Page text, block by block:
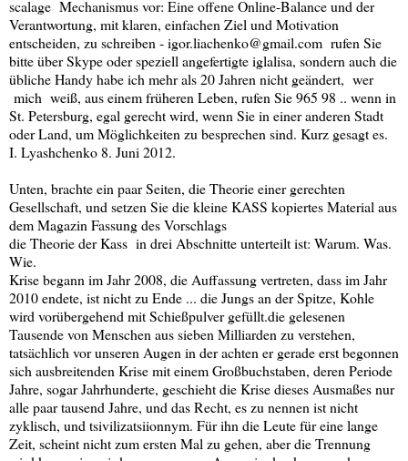
scalage Mechanismus vor: Eine offene Online-Balance und der
Verantwortung, mit klaren, einfachen Ziel und Motivation
entscheiden, zu schreiben - igor.liachenko@gmail.com rufen Sie
bitte über Skype oder speziell angefertigte iglalisa, sondern auch die
übliche Handy habe ich mehr als 20 Jahren nicht geändert, wer
mich weiß, aus einem früheren Leben, rufen Sie 965 98 .. wenn in
St. Petersburg, egal gerecht wird, wenn Sie in einer anderen Stadt
oder Land, um Möglichkeiten zu besprechen sind. Kurz gesagt es.
I. Lyashchenko 8. Juni 2012.
Unten, brachte ein paar Seiten, die Theorie einer gerechten
Gesellschaft, und setzen Sie die kleine KASS kopiertes Material aus
dem Magazin Fassung des Vorschlags
die Theorie der Kass in drei Abschnitte unterteilt ist: Warum. Was.
Wie.
Krise begann im Jahr 2008, die Auffassung vertreten, dass im Jahr
2010 endete, ist nicht zu Ende ... die Jungs an der Spitze, Kohle
wird vorübergehend mit Schießpulver gefüllt.die gelesenen
Tausende von Menschen aus sieben Milliarden zu verstehen,
tatsächlich vor unseren Augen in der achten er gerade erst begonnen
sich ausbreitenden Krise mit einem Großbuchstaben, deren Periode
Jahre, sogar Jahrhunderte, geschieht die Krise dieses Ausmaßes nur
alle paar tausend Jahre, und das Recht, es zu nennen ist nicht
zyklisch, und tsivilizatsiionnym. Für ihn die Leute für eine lange
Zeit, scheint nicht zum ersten Mal zu gehen, aber die Trennung